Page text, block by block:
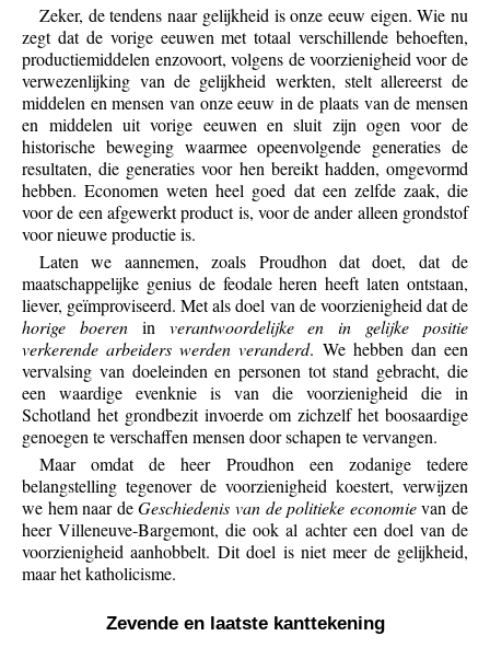
Zeker, de tendens naar gelijkheid is onze eeuw eigen. Wie nu
zegt dat de vorige eeuwen met totaal verschillende behoeften,
productiemiddelen enzovoort, volgens de voorzienigheid voor de
verwezenlijking van de gelijkheid werkten, stelt allereerst de
middelen en mensen van onze eeuw in de plaats van de mensen
en middelen uit vorige eeuwen en sluit zijn ogen voor de
historische beweging waarmee opeenvolgende generaties de
resultaten, die generaties voor hen bereikt hadden, omgevormd
hebben. Economen weten heel goed dat een zelfde zaak, die
voor de een afgewerkt product is, voor de ander alleen grondstof
voor nieuwe productie is.
Laten we aannemen, zoals Proudhon dat doet, dat de
maatschappelijke genius de feodale heren heeft laten ontstaan,
liever, geïmproviseerd. Met als doel van de voorzienigheid dat de
horige boerenin verantwoordelijke en in gelijke positie
verkerende arbeiders werden veranderd. We hebben dan een
vervalsing van doeleinden en personen tot stand gebracht, die
een waardige evenknie is van die voorzienigheid die in
Schotland het grondbezit invoerde om zichzelf het boosaardige
genoegen te verschaffen mensen door schapen te vervangen.
Maar omdat de heer Proudhon een zodanige tedere
belangstelling tegenover de voorzienigheid koestert, verwijzen
we hem naar deGeschiedenis van de politieke economievan de
heer Villeneuve-Bargemont, die ook al achter een doel van de
voorzienigheid aanhobbelt. Dit doel is niet meer de gelijkheid,
maar het katholicisme.
Zevende en laatste kanttekening